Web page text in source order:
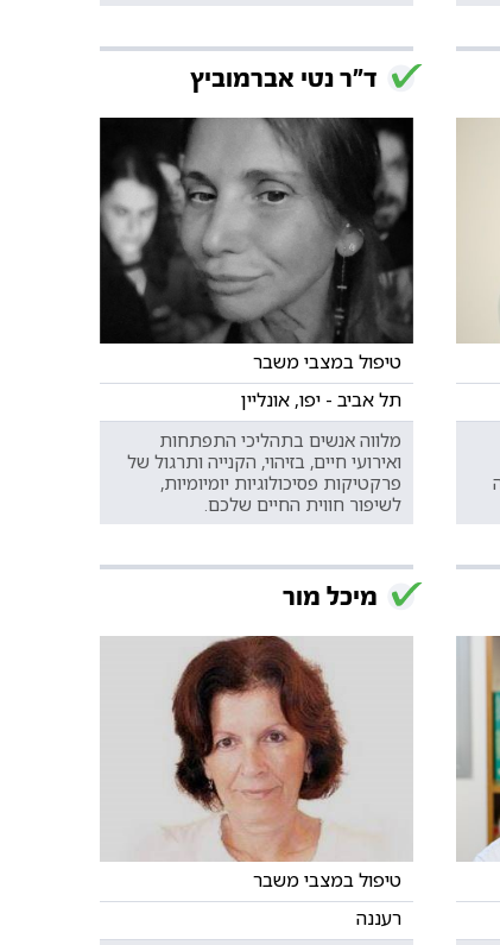
ד"ר נטי אברמוביץ
טיפול במצבי משבר
תל אביב - יפו, אונליין
מלווה אנשים בתהליכי התפתחות
ואירועי חיים, בזיהוי, הקנייה ותרגול של
פרקטיקות פסיכולוגיות יומיומיות,
לשיפור חווית החיים שלכם.
מיכל מור
טיפול במצבי משבר
רעננה